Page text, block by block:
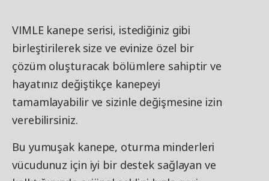
VIMLE kanepe serisi, istediğiniz gibi
birleştirilerek size ve evinize özel bir
çözüm oluşturacak bölümlere sahiptir ve
hayatınız değiştikçe kanepeyi
tamamlayabilir ve sizinle değişmesine izin
verebilirsiniz.
Bu yumuşak kanepe, oturma minderleri
vücudunuz için iyi bir destek sağlayan ve